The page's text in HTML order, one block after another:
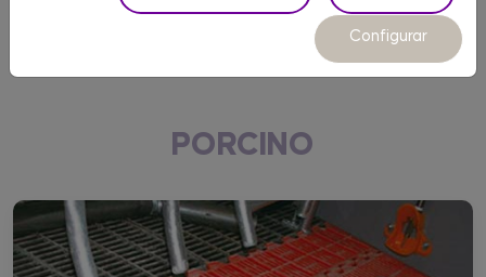
PORCINO
Configurar